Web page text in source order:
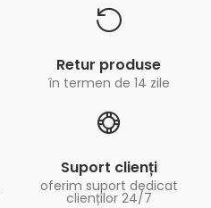
Retur produse
în termen de 14 zile
Suport clienți
oferim suport dedicat
clienților 24/7